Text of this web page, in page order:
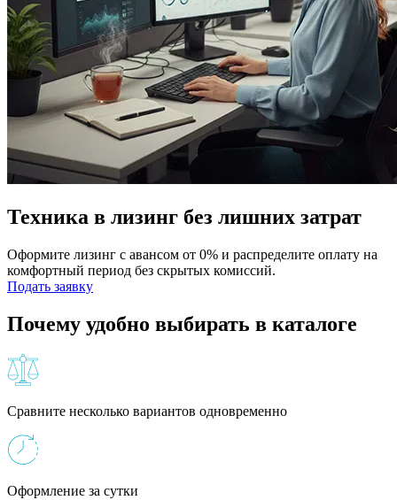
Техника в лизинг без лишних затрат
Оформите лизинг с авансом от 0% и распределите оплату на
комфортный период без скрытых комиссий.
Подать заявку
Почему удобно выбирать в каталоге
Сравните несколько вариантов одновременно
Оформление за сутки